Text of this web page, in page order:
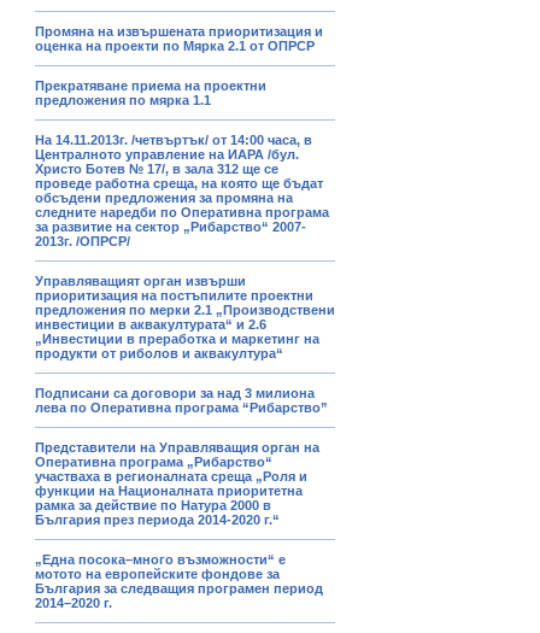
Промяна на извършената приоритизация и
оценка на проекти по Мярка 2.1 от ОПРСР
Прекратяване приема на проектни
предложения по мярка 1.1
На 14.11.2013г. /четвъртък/ от 14:00 часа, в
Централното управление на ИАРА /бул.
Христо Ботев № 17/, в зала 312 ще се
проведе работна среща, на която ще бъдат
обсъдени предложения за промяна на
следните наредби по Оперативна програма
за развитие на сектор „Рибарство“ 2007-
2013г. /ОПРСР/
Управляващият орган извърши
приоритизация на постъпилите проектни
предложения по мерки 2.1 „Производствени
инвестиции в аквакултурата“ и 2.6
„Инвестиции в преработка и маркетинг на
продукти от риболов и аквакултура“
Подписани са договори за над 3 милиона
лева по Оперативна програма “Рибарство”
Представители на Управляващия орган на
Оперативна програма „Рибарство“
участваха в регионалната среща „Роля и
функции на Националната приоритетна
рамка за действие по Натура 2000 в
България през периода 2014-2020 г.“
„Една посока–много възможности“ е
мотото на европейските фондове за
България за следващия програмен период
2014–2020 г.